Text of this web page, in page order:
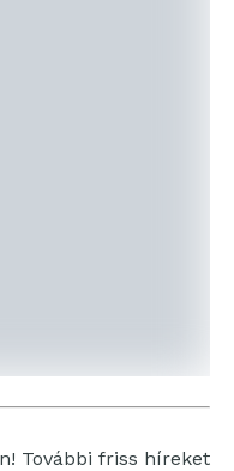
További friss híreket